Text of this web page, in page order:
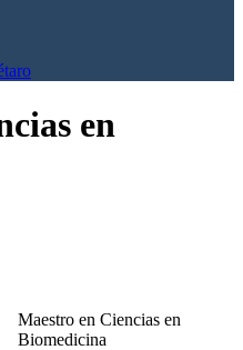
en
Maestro en Ciencias en
Biomedicina